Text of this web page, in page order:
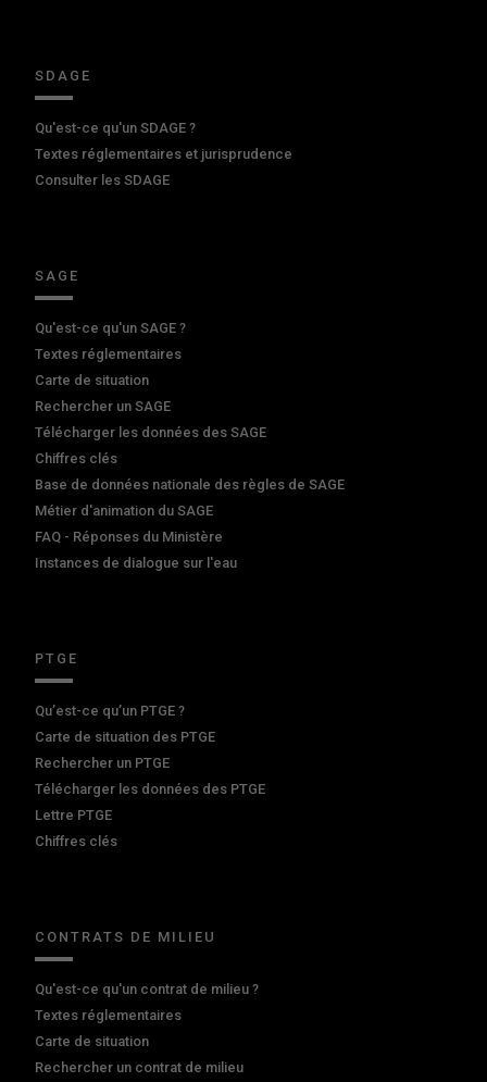
SDAGE
Qu'est-ce qu'un SDAGE ?
Textes réglementaires et jurisprudence
Consulter les SDAGE
SAGE
Qu'est-ce qu'un SAGE ?
Textes réglementaires
Carte de situation
Rechercher un SAGE
Télécharger les données des SAGE
Chiffres clés
Base de données nationale des règles de SAGE
Métier d'animation du SAGE
FAQ - Réponses du Ministère
Instances de dialogue sur l'eau
PTGE
Qu’est-ce qu’un PTGE ?
Carte de situation des PTGE
Rechercher un PTGE
Télécharger les données des PTGE
Lettre PTGE
Chiffres clés
CONTRATS DE MILIEU
Qu'est-ce qu'un contrat de milieu ?
Textes réglementaires
Carte de situation
Rechercher un contrat de milieu